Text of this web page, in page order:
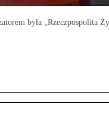
była „Rzeczpospolita